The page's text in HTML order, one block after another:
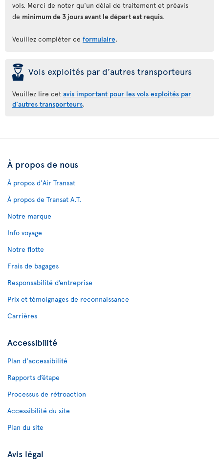
vols. Merci de noter qu'un délai de traitement et préavis
de minimum de 3 jours avant le départ est requis.
Veuillez compléter ce formulaire.
þ Vols exploités par d’autres transporteurs
Veuillez lire cet avis important pour les vols exploités par
d'autres transporteurs.
À propos de nous
À propos d'Air Transat
À propos de Transat A.T.
Notre marque
Info voyage
Notre flotte
Frais de bagages
Responsabilité d’entreprise
Prix et témoignages de reconnaissance
Carrières
Accessibilité
Plan d'accessibilité
Rapports d’étape
Processus de rétroaction
Accessibilité du site
Plan du site
Avis légal